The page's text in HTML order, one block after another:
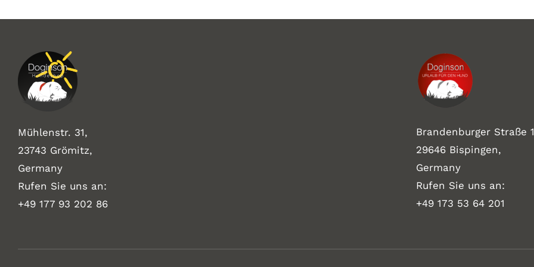
Mühlenstr. 31,
23743 Grömitz,
Germany
Rufen Sie uns an:
+49 177 93 202 86
Brandenburger Straße
29646 Bispingen,
Germany
Rufen Sie uns an:
+49 173 53 64 201